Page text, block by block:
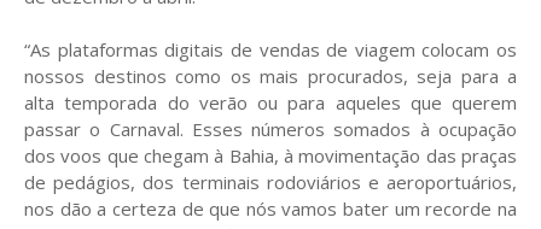
“As plataformas digitais de vendas de viagem colocam os
nossos destinos como os mais procurados, seja para a
alta temporada do verão ou para aqueles que querem
passar o Carnaval. Esses números somados à ocupação
dos voos que chegam à Bahia, à movimentação das praças
de pedágios, dos terminais rodoviários e aeroportuários,
nos dão a certeza de que nós vamos bater um recorde na